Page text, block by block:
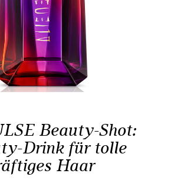
Beauty-Shot:
Drink für tolle
Haar